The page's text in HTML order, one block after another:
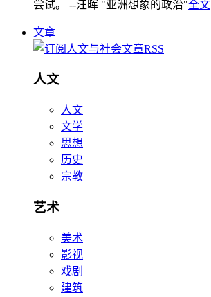
尝试。 --汪晖 "亚洲想象的政治"全文
文章
人文
人文
文学
思想
历史
宗教
艺术
美术
影视
戏剧
建筑